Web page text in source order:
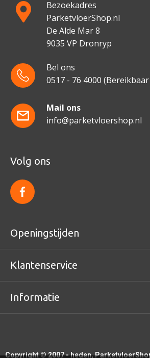
Bezoekadres
ParketvloerShop.nl
De Alde Mar 8
9035 VP Dronryp
Bel ons
0517 - 76 4000
Mail ons
info@parketvloershop.nl
Volg ons
f
a
c
e
o
o
Openingstijden
Klantenservice
Informatie
Copyright © 2007 - heden,